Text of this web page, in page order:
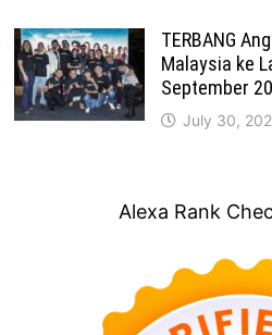
TERBANG
Malaysia ke
September
July 30,
Alexa Rank